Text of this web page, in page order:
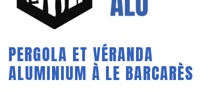
PERGOLA ET VÉRANDA
ALUMINIUM À LE BARCARÈS